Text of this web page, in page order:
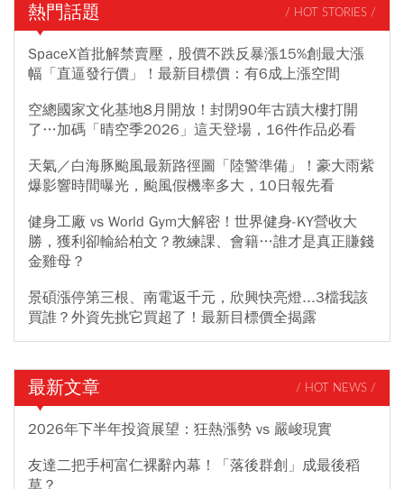
熱門話題 / HOT STORIES /
SpaceX首批解禁賣壓，股價不跌反暴漲15%創最大漲
幅「直逼發行價」！最新目標價：有6成上漲空間
空總國家文化基地8月開放！封閉90年古蹟大樓打開
了…加碼「晴空季2026」這天登場，16件作品必看
天氣／白海豚颱風最新路徑圖「陸警準備」！豪大雨紫
爆影響時間曝光，颱風假機率多大，10日報先看
健身工廠 vs World Gym大解密！世界健身-KY營收大
勝，獲利卻輸給柏文？教練課、會籍…誰才是真正賺錢
金雞母？
景碩漲停第三根、南電返千元，欣興快亮燈...3檔我該
買誰？外資先挑它買超了！最新目標價全揭露
最新文章 / HOT NEWS /
2026年下半年投資展望：狂熱漲勢 vs 嚴峻現實
友達二把手柯富仁裸辭內幕！「落後群創」成最後稻